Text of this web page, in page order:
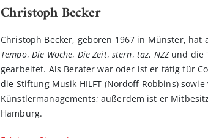
Christoph Becker
Christoph Becker, geboren 1967 in Münster, hat
Tempo, Die Woche, Die Zeit, stern, taz, NZZund die
gearbeitet. Als Berater war oder ist er tätig für
die Stiftung Musik HILFT (Nordoff Robbins)
Künstlermanagements; außerdem ist er
Hamburg.